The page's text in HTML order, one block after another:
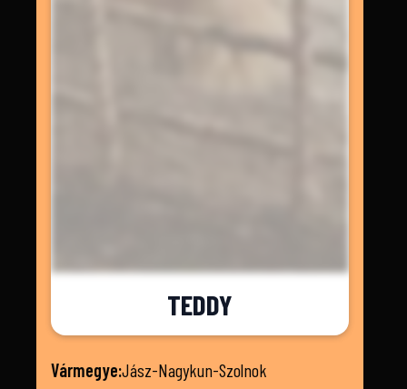
TEDDY
Vármegye:Jász-Nagykun-Szolnok